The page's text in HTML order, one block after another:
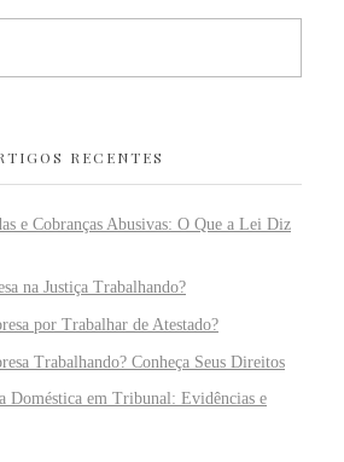
RECENTES
e Cobranças Abusivas: O Que a Lei Diz
na Justiça Trabalhando?
por Trabalhar de Atestado?
Trabalhando? Conheça Seus Direitos
Doméstica em Tribunal: Evidências e